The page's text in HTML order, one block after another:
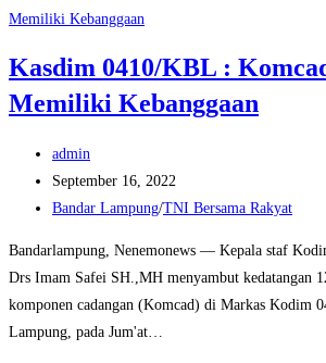
4
MA
Muhammadiyah
‘Literacy
Institute’
Kasdim 0410/KBL :
Memiliki Kebanggaan
Post
author:
admin
Post
published:
September 16, 2022
Post
Bandar Lampung/TNI Bersama Rakyat
Bandarlampung, Nenemonews — Kepala staf
Drs Imam Safei SH.,MH menyambut kedatangan
komponen cadangan (Komcad) di Markas Kodim
Lampung, pada Jum'at…